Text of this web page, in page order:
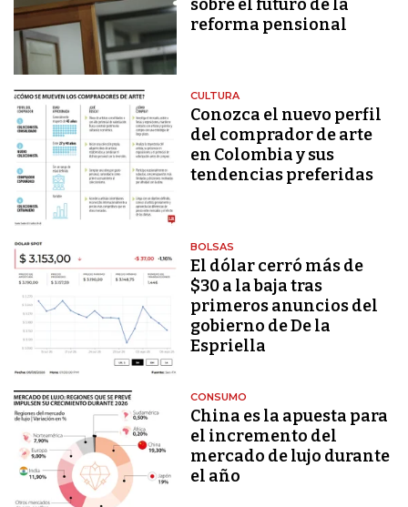
sobre el futuro de la
reforma pensional
CULTURA
Conozca el nuevo perfil
del comprador de arte
en Colombia y sus
tendencias preferidas
BOLSAS
El dólar cerró más de
$30 a la baja tras
primeros anuncios del
gobierno de De la
Espriella
CONSUMO
China es la apuesta para
el incremento del
mercado de lujo durante
el año